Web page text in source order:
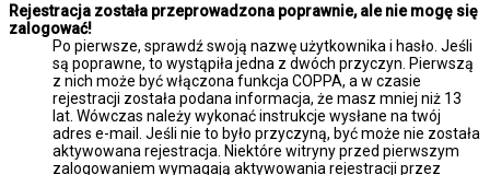
Rejestracja została przeprowadzona poprawnie, ale nie mogę się
zalogować!
Po pierwsze, sprawdź swoją nazwę użytkownika i hasło. Jeśli
są poprawne, to wystąpiła jedna z dwóch przyczyn. Pierwszą
z nich może być włączona funkcja COPPA, a w czasie
rejestracji została podana informacja, że masz mniej niż 13
lat. Wówczas należy wykonać instrukcje wysłane na twój
adres e-mail. Jeśli nie to było przyczyną, być może nie została
aktywowana rejestracja. Niektóre witryny przed pierwszym
zalogowaniem wymagają aktywowania rejestracji przez